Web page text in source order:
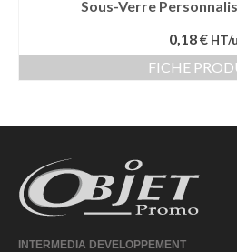
Sous-Verre
0,18 € HT/u
FICHE
INTERMEDIA DEVELOPPEMENT